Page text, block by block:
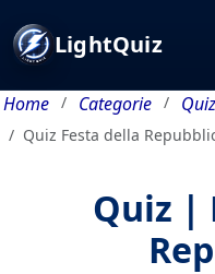
LightQuiz
Home Categorie
Quiz Festa della
Quiz |